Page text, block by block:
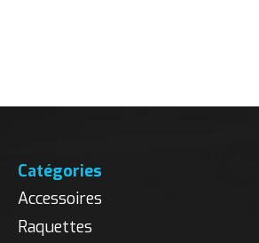
Catégories
Accessoires
Raquettes